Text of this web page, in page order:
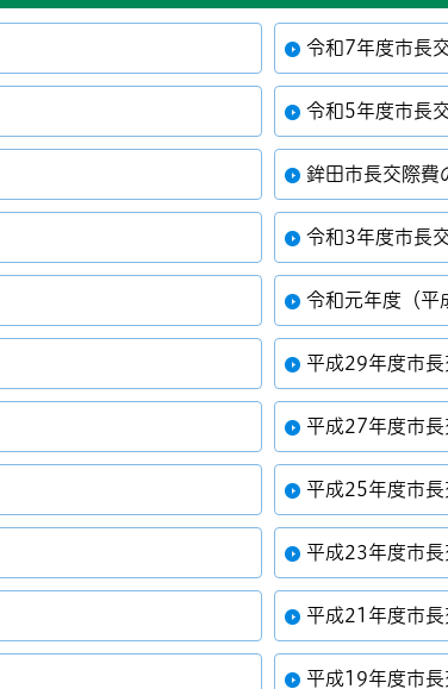
令和7年度市長
令和5年度市長
鉾田市長交際費
令和3年度市長
令和元年度（平
平成29年度市
平成27年度市
平成25年度市
平成23年度市
平成21年度市
平成19年度市